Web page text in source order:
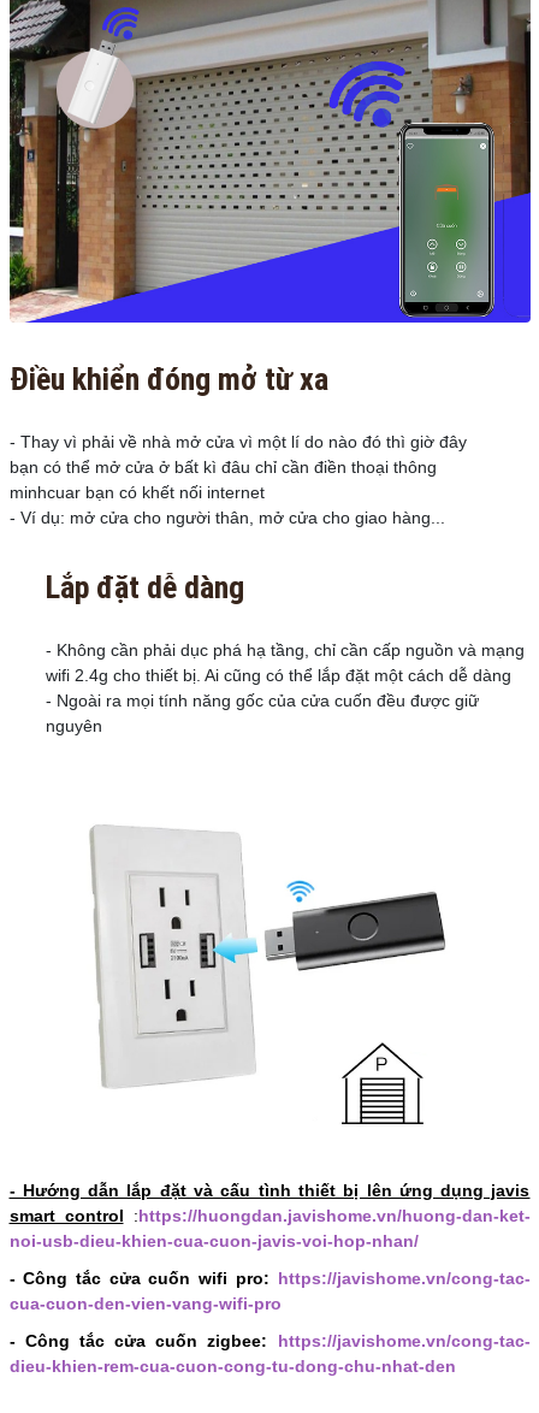
Điều khiển đóng mở từ xa
- Thay vì phải về nhà mở cửa vì một lí do nào đó thì giờ đây
bạn có thể mở cửa ở bất kì đâu chỉ cần điền thoại thông
minhcuar bạn có khết nối internet
- Ví dụ: mở cửa cho người thân, mở cửa cho giao hàng...
Lắp đặt dễ dàng
- Không cần phải dục phá hạ tầng, chỉ cần cấp nguồn và mạng
wifi 2.4g cho thiết bị. Ai cũng có thể lắp đặt một cách dễ dàng
- Ngoài ra mọi tính năng gốc của cửa cuốn đều được giữ
nguyên
- Hướng dẫn lắp đặt và cấu tình thiết bị lên ứng dụng javis
smart control
:https://huongdan.javishome.vn/huong-dan-ket-
noi-usb-dieu-khien-cua-cuon-javis-voi-hop-nhan/
- Công tắc cửa cuốn wifi pro: https://javishome.vn/cong-tac-
cua-cuon-den-vien-vang-wifi-pro
- Công tắc cửa cuốn zigbee:
https://javishome.vn/cong-tac-
dieu-khien-rem-cua-cuon-cong-tu-dong-chu-nhat-den